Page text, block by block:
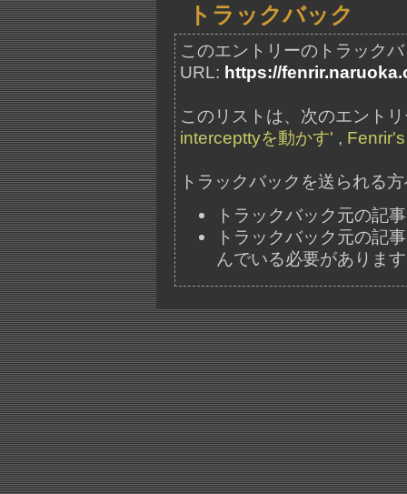
トラックバック
このエントリーのトラック
URL: https://
このリストは、次のエント
intercepttyを動かす' ,
トラックバックを送られる
トラックバック元の記
トラックバック元の記
んでいる必要があります